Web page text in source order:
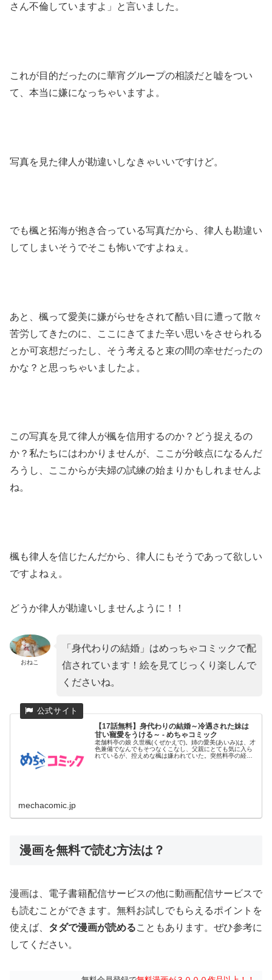
さん不倫していますよ」と言いました。
これが目的だったのに華宵グループの相談だと嘘をつい
て、本当に嫌になっちゃいますよ。
写真を見た律人が勘違いしなきゃいいですけど。
でも楓と拓海が抱き合っている写真だから、律人も勘違い
してしまいそうでそこも怖いですよねぇ。
あと、楓って愛美に嫌がらせをされて酷い目に遭って散々
苦労してきたのに、ここにきてまた辛い思いをさせられる
とか可哀想だったし、そう考えると束の間の幸せだったの
かな？と思っちゃいましたよ。
この写真を見て律人が楓を信用するのか？どう捉えるの
か？私たちにはわかりませんが、ここが分岐点になるんだ
ろうし、ここからが夫婦の試練の始まりかもしれませんよ
ね。
楓も律人を信じたんだから、律人にもそうであって欲しい
ですよねぇ。
どうか律人が勘違いしませんように！！
おねこ
「身代わりの結婚」はめっちゃコミックで配
信されています！絵を見てじっくり楽しんで
くださいね。
【17話無料】身代わりの結婚～冷遇された妹は
甘い寵愛をうける～ - めちゃコミック
老舗料亭の娘 久世楓(くぜかえで)。姉の愛美(あいみ)は、才
色兼備でなんでもそつなくこなし、父親にとても気に入ら
れているが、控えめな楓は嫌われていた。突然料亭の経営
mechacomic.jp
漫画を無料で読む方法は？
漫画は、電子書籍配信サービスの他に動画配信サービスで
も読むことができます。無料お試しでもらえるポイントを
使えば、 タダで漫画が読めることもあります。ぜひ参考に
してください。